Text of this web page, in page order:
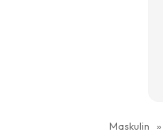
Maskulin »